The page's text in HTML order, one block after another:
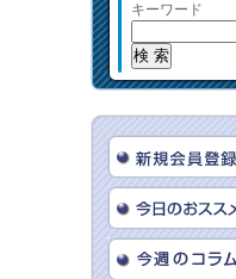
キーワード